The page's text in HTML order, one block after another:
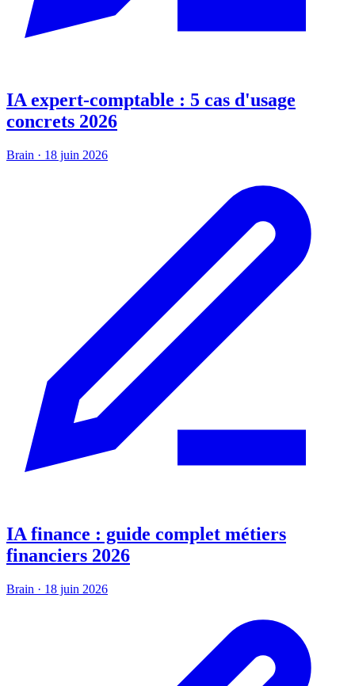
IA expert-comptable : 5 cas d'usage
concrets 2026
Brain · 18 juin 2026
IA finance : guide complet métiers
financiers 2026
Brain · 18 juin 2026